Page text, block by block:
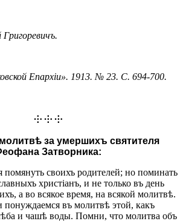
Епархіи». 1913. № 23. С. 694-700.
⸭ ⸭ ⸭
за умершихъ святителя
Затворника:
своихъ родителей; но поминать
христіанъ, и не только въ день
а во всякое время, на всякой молитвѣ.
понуждаемся въ молитвѣ этой, какъ
и чашѣ воды. Помни, что молитва объ